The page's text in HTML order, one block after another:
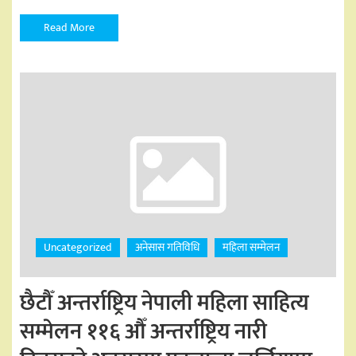
Read More
Uncategorized अनेसास गतिविधि महिला सम्मेलन
छैटौँ अन्तर्राष्ट्रिय नेपाली महिला साहित्य
सम्मेलन ११६ औँ अन्तर्राष्ट्रिय नारी